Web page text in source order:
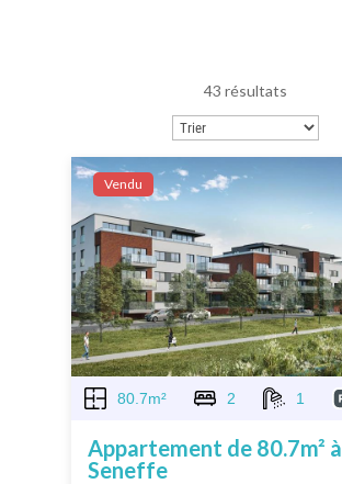
43 résultats
Vendu
80.7m² 2 1
Appartement de 80.7m² à
Seneffe